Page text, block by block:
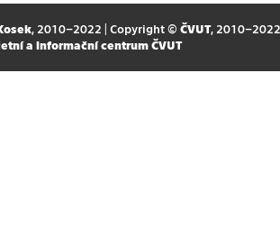
, 2010–2022 | Copyright © ČVUT, 2010–2022
a informační centrum ČVUT